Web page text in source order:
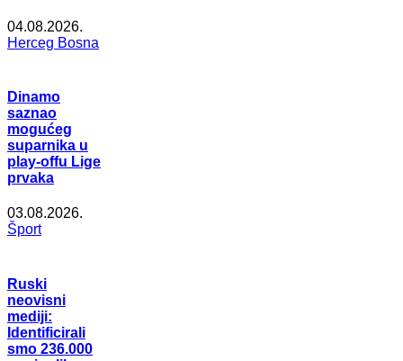
04.08.2026.
Herceg Bosna
Dinamo
saznao
mogućeg
suparnika u
play-offu Lige
prvaka
03.08.2026.
Šport
Ruski
neovisni
mediji:
Identificirali
smo 236.000